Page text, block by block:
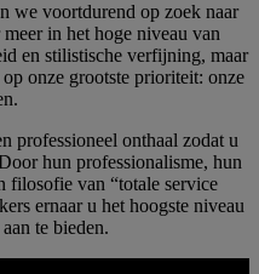
we voortdurend op zoek naar
in het hoge niveau van
en stilistische verfijning, maar
onze grootste prioriteit: onze
professioneel onthaal zodat u
hun professionalisme, hun
filosofie van “totale service
ernaar u het hoogste niveau
te bieden.